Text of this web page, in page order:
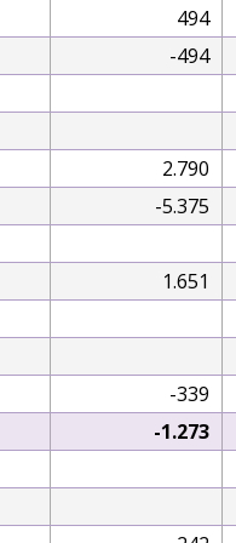
494
-494
2.790
-5.375
1.651
-339
-1.273